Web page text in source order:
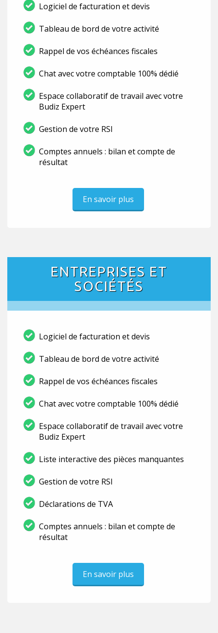
Logiciel de facturation et devis
Tableau de bord de votre activité
Rappel de vos échéances fiscales
Chat avec votre comptable 100% dédié
Espace collaboratif de travail avec votre
Budiz Expert
Gestion de votre RSI
Comptes annuels : bilan et compte de
résultat
En savoir plus
ENTREPRISES ET
SOCIÉTÉS
Logiciel de facturation et devis
Tableau de bord de votre activité
Rappel de vos échéances fiscales
Chat avec votre comptable 100% dédié
Espace collaboratif de travail avec votre
Budiz Expert
Liste interactive des pièces manquantes
Gestion de votre RSI
Déclarations de TVA
Comptes annuels : bilan et compte de
résultat
En savoir plus